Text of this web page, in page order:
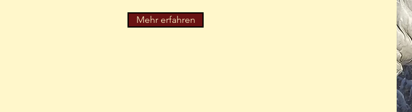
Mehr erfahren